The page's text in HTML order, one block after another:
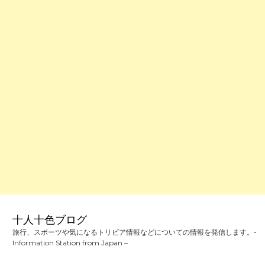
十人十色ブログ
旅行、スポーツや気になるトリビア情報などについての情報を発信します。-
Information Station from Japan –